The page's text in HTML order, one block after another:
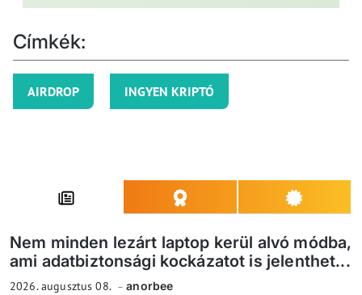
Címkék:
AIRDROP INGYEN KRIPTÓ
Nem minden lezárt laptop kerül alvó módba,
ami adatbiztonsági kockázatot is jelenthet...
2026. augusztus 08. anorbee